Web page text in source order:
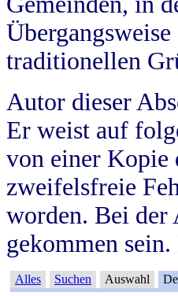
traditionellen
Autor dieser
Er weist auf
von einer Kopie
zweifelsfreie
worden. Bei der
gekommen
Alles Suchen Auswahl